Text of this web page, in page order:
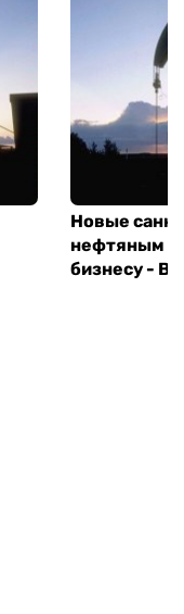
Новые
нефтяным
бизнесу -